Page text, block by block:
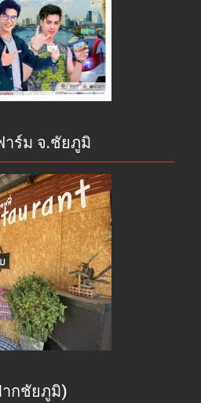
ร์ม จ.ชัยภูมิ
กชัยภูมิ)